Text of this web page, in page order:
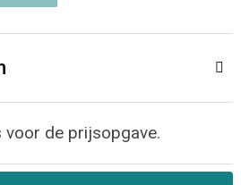
voor de prijsopgave.